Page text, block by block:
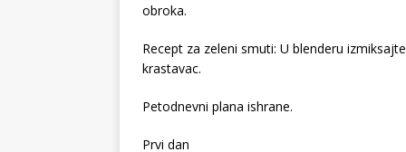
obroka.
Recept za zeleni smuti: U blenderu
krastavac.
Petodnevni plana ishrane.
Prvi dan